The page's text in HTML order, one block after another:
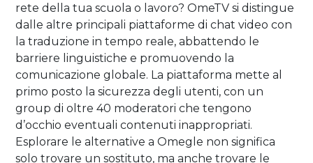
rete della tua scuola o lavoro? OmeTV si distingue
dalle altre principali piattaforme di chat video con
la traduzione in tempo reale, abbattendo le
barriere linguistiche e promuovendo la
comunicazione globale. La piattaforma mette al
primo posto la sicurezza degli utenti, con un
group di oltre 40 moderatori che tengono
d’occhio eventuali contenuti inappropriati.
Esplorare le alternative a Omegle non significa
solo trovare un sostituto, ma anche trovare le